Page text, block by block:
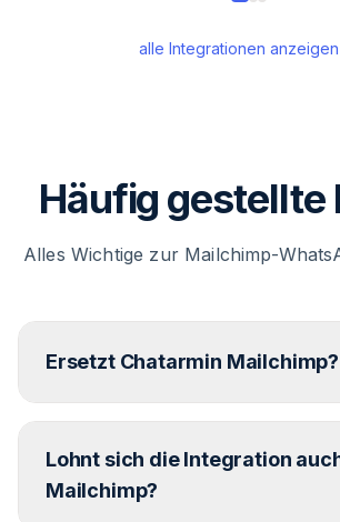
alle Integrationen
Häufig gestellte
Alles Wichtige zur Mailchimp-
Ersetzt Chatarmin Mailchimp?
ergänzt E-Mail als zweiten direkten
Mailchimp bleibt dein E-Mail-Tool,
Lohnt sich die Integration
Mailchimp?